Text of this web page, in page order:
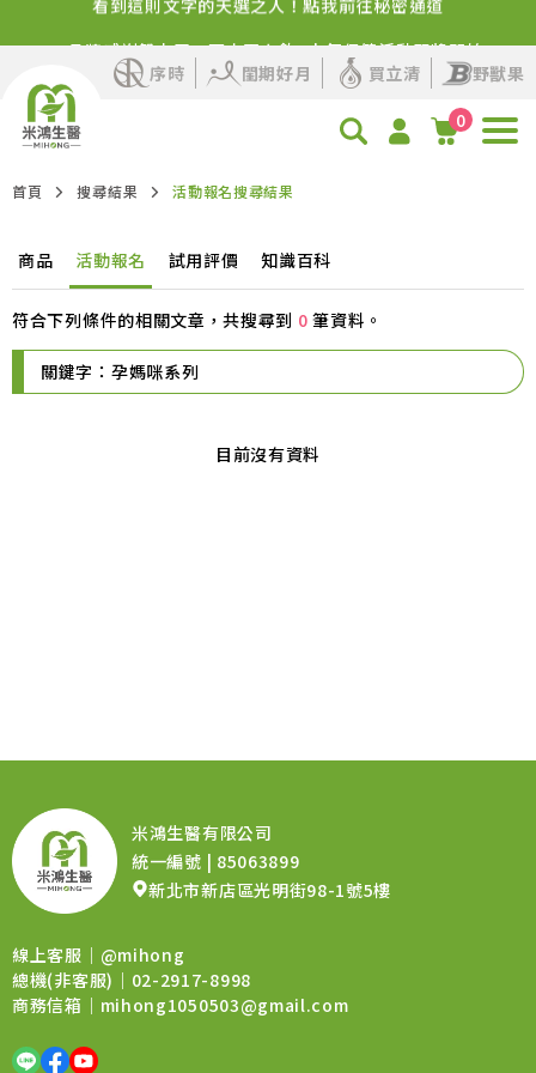
✨品牌感謝祭來了！百卡蛋白飲+人氣保健活動即將開始
序時 閨期好月 買立清
野獸果
0
首頁 搜尋結果 活動報名搜尋結果
商品 活動報名 試用評價 知識百科
符合下列條件的相關文章，共搜尋到 0 筆資料。
關鍵字：孕媽咪系列
目前沒有資料
線上客服｜ @mihong
總機(非客服)｜02-2917-8998
商務信箱｜ mihong1050503@gmail.com
米鴻生醫有限公司
統一編號 | 85063899
新北市新店區光明街98-1號5樓